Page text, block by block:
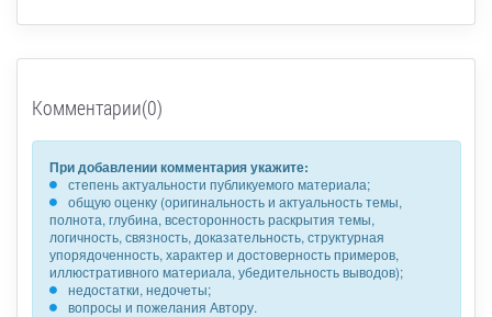
Комментарии(0)
При добавлении комментария укажите:
степень актуальности публикуемого материала;
общую оценку (оригинальность и актуальность темы,
полнота, глубина, всесторонность раскрытия темы,
логичность, связность, доказательность, структурная
упорядоченность, характер и достоверность примеров,
иллюстративного материала, убедительность выводов);
недостатки, недочеты;
вопросы и пожелания Автору.